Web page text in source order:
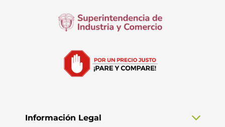
Información Legal